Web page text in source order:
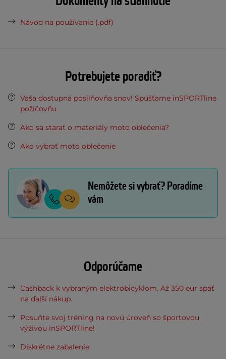
Návod na používanie (.pdf)
Potrebujete poradiť?
Vaša dostupná posilňovňa snov! Spúšťame inSPORTline
požičovňu
Ako sa starať o materiály moto oblečenia?
Ako vybrať moto oblečenie
Nemôžete si vybrať? Poradíme
vám
Odporúčame
Cashback k vybraným elektrobicyklom. Až 350 eur späť
na ďalší nákup.
Posuňte svoj tréning na novú úroveň so športovou
výživou inSPORTline!
Diskrétne zabalenie